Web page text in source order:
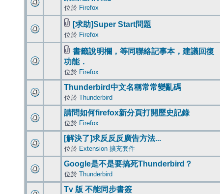
位於 Firefox
[求助]Super Start問題
位於 Firefox
書籤說明欄，等同聯絡記事本，建議回復
功能．
位於 Firefox
Thunderbird中文名稱常常變亂碼
位於 Thunderbird
請問如何firefox新分頁打開歷史記錄
位於 Firefox
[解決了]求反反反廣告方法...
位於 Extension 擴充套件
Google是不是要搞死Thunderbird？
位於 Thunderbird
Tv 版 不能同步書簽